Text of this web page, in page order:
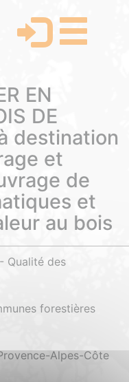
EN
DE
destination
et
de
et
au bois
Qualité des
forestières
Alpes-Côte